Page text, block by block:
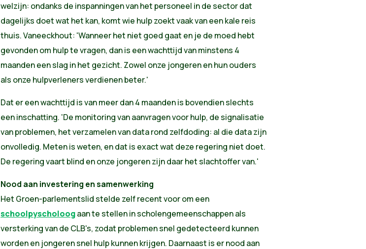
welzijn: ondanks de inspanningen van het personeel in de sector dat
dagelijks doet wat het kan, komt wie hulp zoekt vaak van een kale reis
thuis. Vaneeckhout: 'Wanneer het niet goed gaat en je de moed hebt
gevonden om hulp te vragen, dan is een wachttijd van minstens 4
maanden een slag in het gezicht. Zowel onze jongeren en hun ouders
als onze hulpverleners verdienen beter.'
Dat er een wachttijd is van meer dan 4 maanden is bovendien slechts
een inschatting. 'De monitoring van aanvragen voor hulp, de signalisatie
van problemen, het verzamelen van data rond zelfdoding: al die data zijn
onvolledig. Meten is weten, en dat is exact wat deze regering niet doet.
De regering vaart blind en onze jongeren zijn daar het slachtoffer van.'
Nood aan investering en samenwerking
Het Groen-parlementslid stelde zelf recent voor om een
schoolpyscholoogaan te stellen in scholengemeenschappen als
versterking van de CLB's, zodat problemen snel gedetecteerd kunnen
worden en jongeren snel hulp kunnen krijgen. Daarnaast is er nood aan